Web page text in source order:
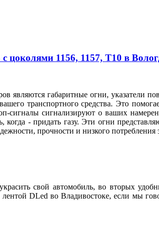
цоколями 1156, 1157, T10 в
являются габаритные огни, указатели
транспортного средства. Это
сигналы сигнализируют о ваших
когда - придать газу. Эти огни
прочности и низкого
свой автомобиль, во вторых
DLed во Владивостоке, если мы